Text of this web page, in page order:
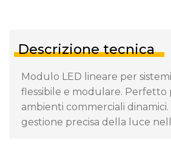
Descrizione tecnica
Modulo LED lineare per
flessibile e modulare. Perfetto
ambienti commerciali
gestione precisa della luce